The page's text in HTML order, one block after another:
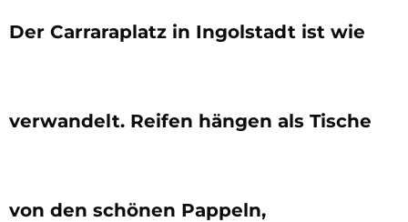
Der Carraraplatz in Ingolstadt ist wie
verwandelt. Reifen hängen als Tische
von den schönen Pappeln,